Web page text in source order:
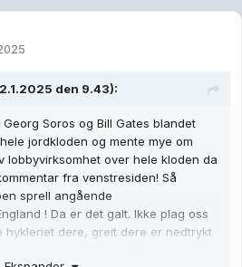
den 9.43):
Soros og Bill Gates blandet
jordkloden og mente mye om
lobbyvirksomhet over hele kloden da
fra venstresiden! Så
sprell angående
! Da er det galt. Ikke plag oss
hykleriet dere, greit dere er nedtrykt